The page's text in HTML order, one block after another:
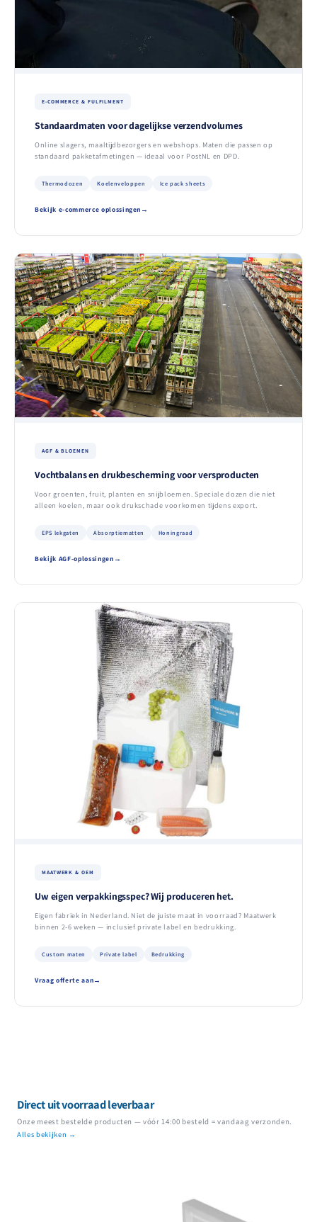
E-COMMERCE & FULFILMENT
Standaardmaten voor dagelijkse verzendvolumes
Online slagers, maaltijdbezorgers en webshops. Maten die passen op
standaard pakketafmetingen — ideaal voor PostNL en DPD.
Thermodozen Koelenveloppen Ice pack sheets
Bekijk e-commerce oplossingen
AGF & BLOEMEN
Vochtbalans en drukbescherming voor versproducten
Voor groenten, fruit, planten en snijbloemen. Speciale dozen die niet
alleen koelen, maar ook drukschade voorkomen tijdens export.
EPS lekgaten Absorptiematten Honingraad
Bekijk AGF-oplossingen
MAATWERK & OEM
Uw eigen verpakkingsspec? Wij produceren het.
Eigen fabriek in Nederland. Niet de juiste maat in voorraad? Maatwerk
binnen 2-6 weken — inclusief private label en bedrukking.
Custom maten Private label Bedrukking
Vraag offerte aan
Direct uit voorraad leverbaar
Onze meest bestelde producten — vóór 14:00 besteld = vandaag verzonden.
Alles bekijken →